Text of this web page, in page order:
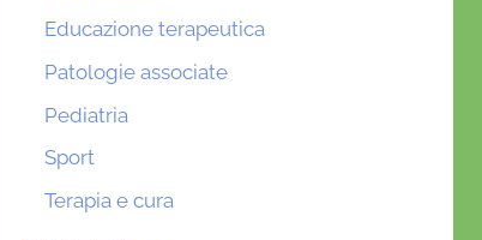
Educazione terapeutica
Patologie associate
Pediatria
Sport
Terapia e cura